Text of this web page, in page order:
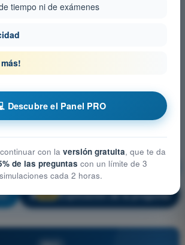
Humanos y Limitaciones
🔒 PRO Explicación de la pregunta
tiempo ni de exámenes
Descubre el Panel PRO
con la versión gratuita, que te da
de las preguntas con un límite de 3
simulaciones cada 2 horas.